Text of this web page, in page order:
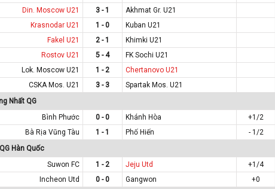
Din. Moscow U21 3 - 1 Akhmat Gr. U21
Krasnodar U21 1 - 0 Kuban U21
Fakel U21 2 - 1 Khimki U21
Rostov U21 5 - 4 FK Sochi U21
Lok. Moscow U21 1 - 2 Chertanovo U21
CSKA Mos. U21 3 - 3 Spartak Mos. U21
Nhất QG
Bình Phước 0 - 0 Khánh Hòa +1/2
Bà Rịa Vũng Tàu 1 - 1 Phố Hiến - 1/2
Hàn Quốc
Suwon FC 1 - 2 Jeju Utd +1/4
Incheon Utd 0 - 0 Gangwon +0